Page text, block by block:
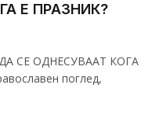
Е ПРАЗНИК?
СЕ ОДНЕСУВААТ КОГА
поглед,